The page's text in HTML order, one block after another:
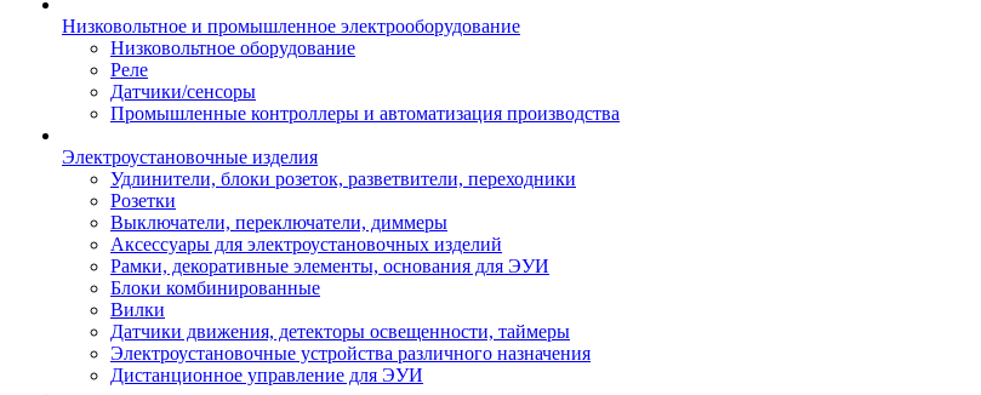
Низковольтное и промышленное электрооборудование
Низковольтное оборудование
Реле
Датчики/сенсоры
Промышленные контроллеры и автоматизация производства
Электроустановочные изделия
Удлинители, блоки розеток, разветвители, переходники
Розетки
Выключатели, переключатели, диммеры
Аксессуары для электроустановочных изделий
Рамки, декоративные элементы, основания для ЭУИ
Блоки комбинированные
Вилки
Датчики движения, детекторы освещенности, таймеры
Электроустановочные устройства различного назначения
Дистанционное управление для ЭУИ